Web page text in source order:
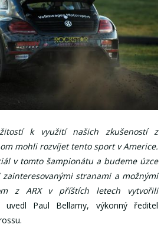
k využití našich zkušeností z
mohli rozvíjet tento sport v Americe.
v tomto šampionátu a budeme úzce
stranami a možnými
z ARX v příštích letech vytvořili
uvedl Paul Bellamy, výkonný ředitel